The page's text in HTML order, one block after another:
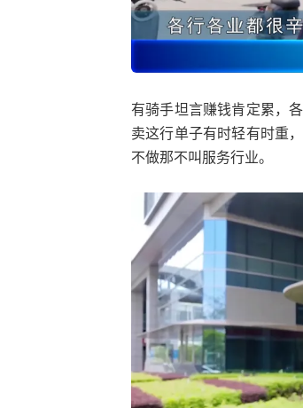
有骑手坦言赚钱肯定累，
卖这行单子有时轻有时重
不做那不叫服务行业。